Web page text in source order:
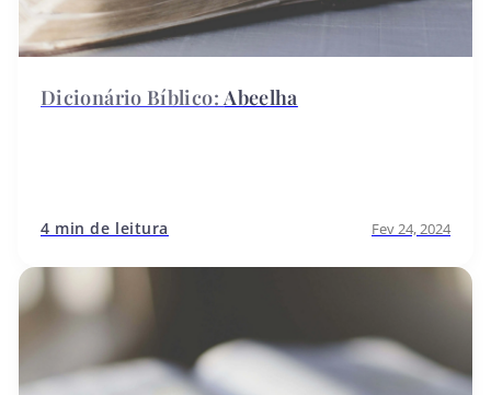
Abeelha
4 min de leitura Fev 24, 2024